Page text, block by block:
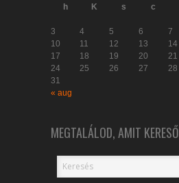
h
K s c
3
4 5 6 7
10
11 12 13 14
17
18 19 20 21
24
25 26 27 28
31
« aug
MEGTALÁLOD, AMIT KERESŐ